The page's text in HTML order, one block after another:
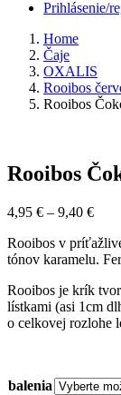
Prihlásenie/
Home
Čaje
OXALIS
Rooibos
Rooibos
Rooibos
4,95 € – 9,40 €Price
4,95
Rooibos v
tónov karamelu.
Rooibos je krík
lístkami (asi 1cm
o celkovej rozlohe
balenia